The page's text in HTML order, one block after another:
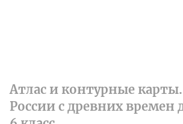
Атлас и контурные
России с древних времен